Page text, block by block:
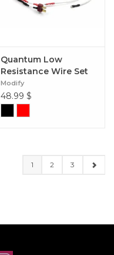
Quantum Low
Resistance Wire Set
for M4/M16 Series
Modify
48.99 $
1 2 3